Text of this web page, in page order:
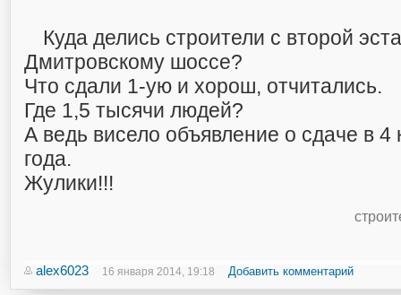
Куда делись строители с второй
Дмитровскому шоссе?
Что сдали 1-ую и хорош, отчитались.
Где 1,5 тысячи людей?
А ведь висело объявление о сдаче в 4
года.
Жулики!!!
alex6023 16 января 2014, 19:18 Добавить комментарий